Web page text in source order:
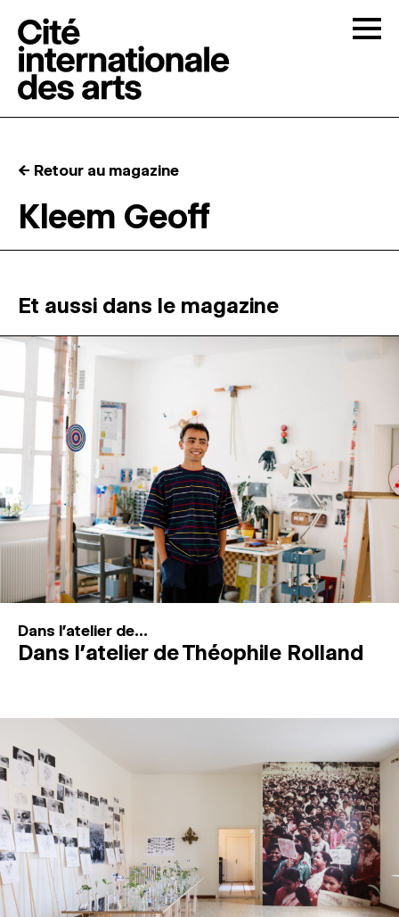
RÉSIDENCES ↓
ATELIERS OUVERTS
PROGRAMMATION
MAGAZINE
ESPACES DE PRATIQUE ARTISTIQUE ↓
Recherche
Connexion
← Retour au magazine
Kleem Geoff
Et aussi dans le magazine
Dans l'atelier de...
Dans l’atelier de Théophile Rolland